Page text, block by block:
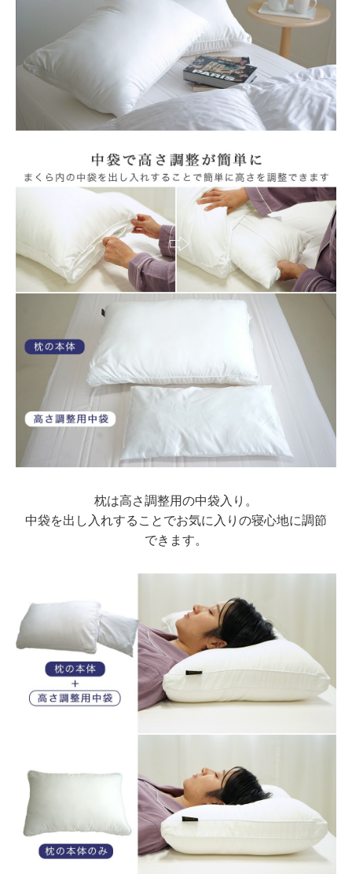
枕は高さ調整用の中袋入り。
中袋を出し入れすることでお気に入りの寝心地に調節
できます。